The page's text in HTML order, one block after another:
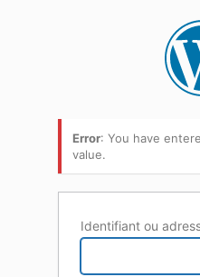
Error: You have
value.
Identifiant ou